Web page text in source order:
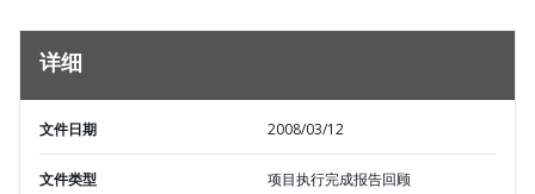
详细
文件日期 2008/03/12
文件类型 项目执行完成报告回顾